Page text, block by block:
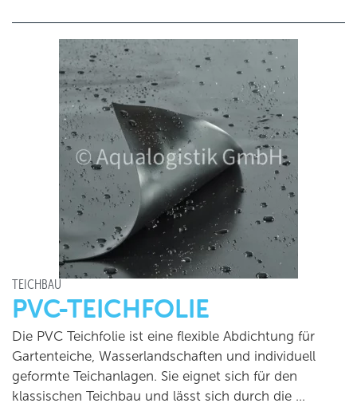
TEICHBAU
PVC-TEICHFOLIE
Die PVC Teichfolie ist eine flexible Abdichtung für
Gartenteiche, Wasserlandschaften und individuell
geformte Teichanlagen. Sie eignet sich für den
klassischen Teichbau und lässt sich durch die …